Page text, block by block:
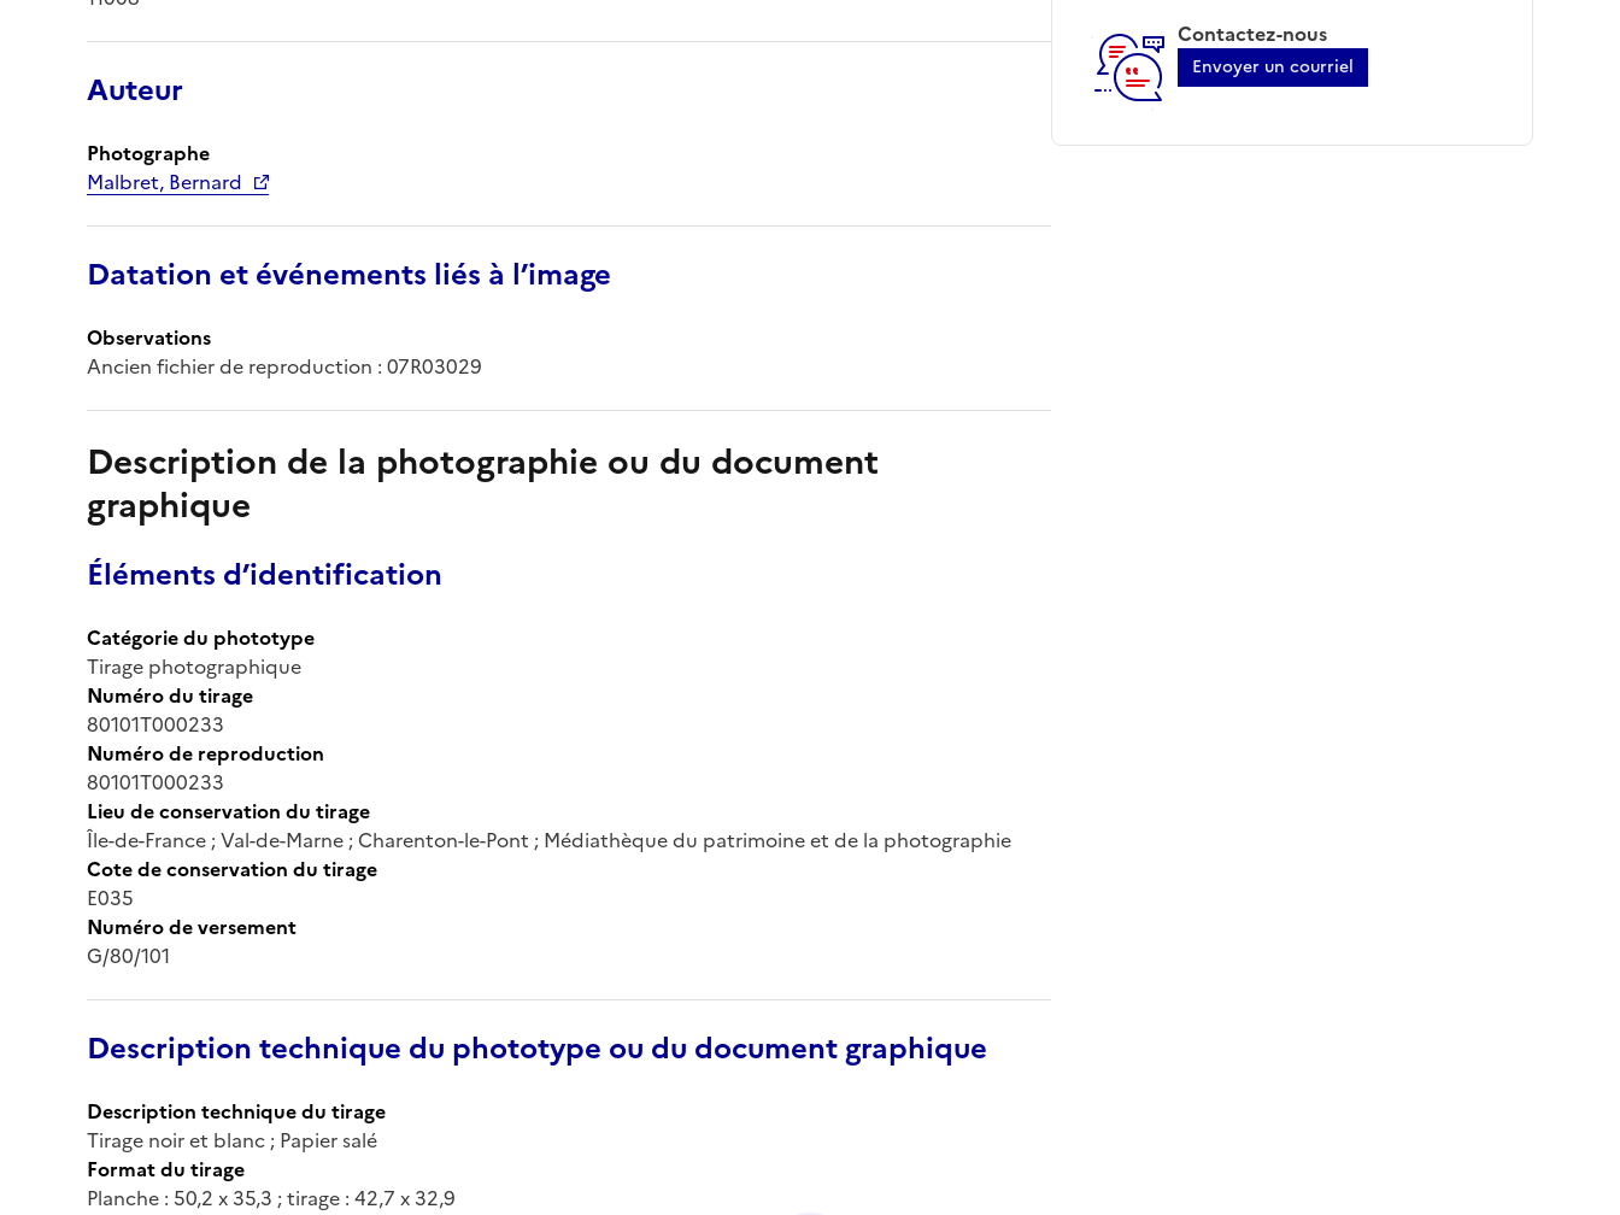
Auteur
Photographe
Malbret, Bernard
Datation et événements liés à l’image
Observations
Ancien fichier de reproduction : 07R03029
Description de la photographie ou du document
graphique
Éléments d’identification
Catégorie du phototype
Tirage photographique
Numéro du tirage
80101T000233
Numéro de reproduction
80101T000233
Lieu de conservation du tirage
Île-de-France ; Val-de-Marne ; Charenton-le-Pont ; Médiathèque du patrimoine et de la photographie
Cote de conservation du tirage
E035
Numéro de versement
G/80/101
Description technique du phototype ou du document graphique
Description technique du tirage
Tirage noir et blanc ; Papier salé
Format du tirage
Planche : 50,2 x 35,3 ; tirage : 42,7 x 32,9
Contactez-nous
Envoyer un courriel